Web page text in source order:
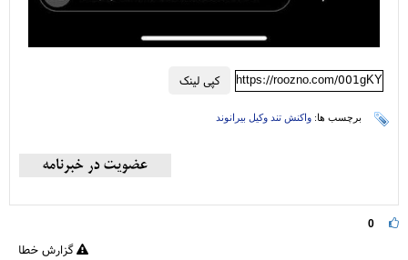
کپی لینک https://roozno.com/001gKY
برچسب ها: واکنش تند وکیل بیرانوند
0
گزارش خطا